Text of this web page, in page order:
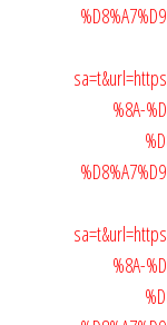
%8A-
%8A-